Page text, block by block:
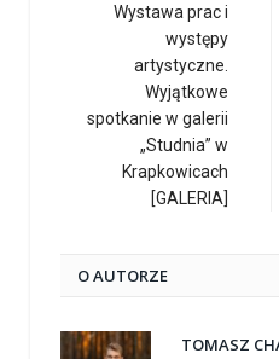
Wystawa prac i
występy
artystyczne.
Wyjątkowe
spotkanie w galerii
„Studnia” w
Krapkowicach
[GALERIA]
O AUTORZE
TOMASZ